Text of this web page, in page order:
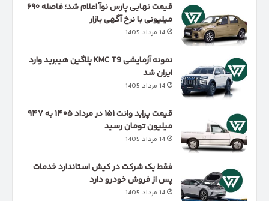
قیمت نهایی پارس نوآ اعلام شد؛ فاصله ۶۹۰
میلیونی با نرخ آگهی بازار
14 مرداد 1405
نمونه آزمایشی KMC T9 پلاگین هیبرید وارد
ایران شد
14 مرداد 1405
قیمت پراید وانت ۱۵۱ در مرداد ۱۴۰۵ به ۹۴۷
میلیون تومان رسید
14 مرداد 1405
فقط یک شرکت در کیش استاندارد خدمات
پس از فروش خودرو دارد
14 مرداد 1405